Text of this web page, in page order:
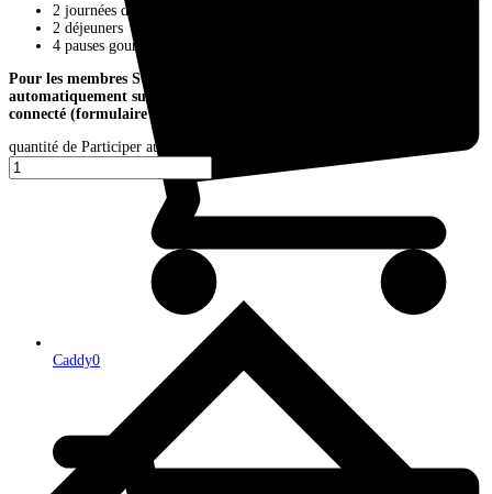
Caddy0
2 journées de conférences et ateliers
2 déjeuners
4 pauses gourmandes
Pour les membres SOFAQ, le tarif réduit s’appliquera
automatiquement sur la page suivante. Pour cela, vous devez être
connecté (formulaire de connexion en haut à droite)
quantité de Participer au congrès Sofaq 2026